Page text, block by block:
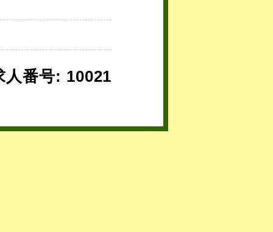
人番号: 10021